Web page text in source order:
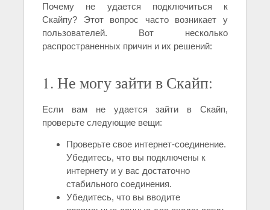
Почему не удается подключиться к
Скайпу? Этот вопрос часто возникает у
пользователей. Вот несколько
распространенных причин и их решений:
1. Не могу зайти в Скайп:
Если вам не удается зайти в Скайп,
проверьте следующие вещи:
Проверьте свое интернет-соединение.
Убедитесь, что вы подключены к
интернету и у вас достаточно
стабильного соединения.
Убедитесь, что вы вводите